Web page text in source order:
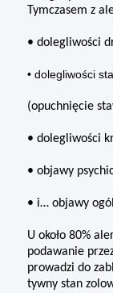
Tymczasem z
• dolegliwości
• dolegliwości
(opuchnięcie
• dolegliwości
• objawy
• i… objawy
U około 80%
podawanie
prowadzi do
tywny stan